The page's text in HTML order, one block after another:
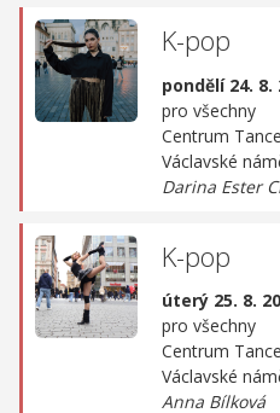
K-pop
pondělí 24. 8.
pro všechny
Centrum
Václavské
Darina Ester
K-pop
úterý 25. 8.
pro všechny
Centrum
Václavské
Anna Bílková